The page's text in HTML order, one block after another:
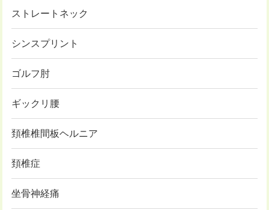
ストレートネック
シンスプリント
ゴルフ肘
ギックリ腰
頚椎椎間板ヘルニア
頚椎症
坐骨神経痛